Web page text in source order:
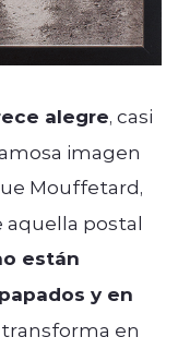
alegre, casi
imagen
Mouffetard,
aquella postal
están
y en
transforma en